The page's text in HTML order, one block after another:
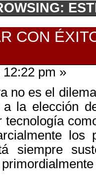
CON
pm »
no es el
a la elección
tecnología
los
siempre